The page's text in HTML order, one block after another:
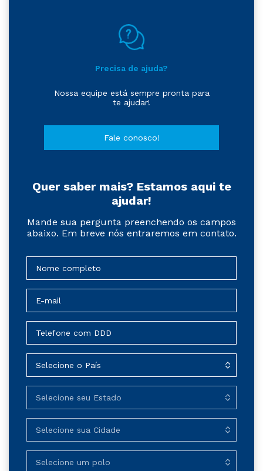
Precisa de ajuda?
Nossa equipe está sempre pronta para
te ajudar!
Fale conosco!
Quer saber mais? Estamos aqui te
ajudar!
Mande sua pergunta preenchendo os campos
abaixo. Em breve nós entraremos em contato.